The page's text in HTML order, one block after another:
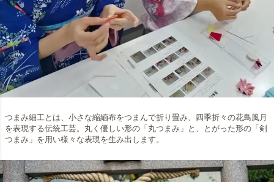
つまみ細工とは、小さな縮緬布をつまんで折り畳み、四季折々の花鳥風月
を表現する伝統工芸。丸く優しい形の「丸つまみ」と、とがった形の「剣
つまみ」を用い様々な表現を生み出します。